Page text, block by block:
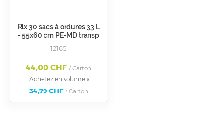
Rlx 30 sacs à ordures 33 L
- 55x60 cm PE-MD transp
12165
44,00 CHF / Carton
Achetez en volume à
34,79 CHF / Carton